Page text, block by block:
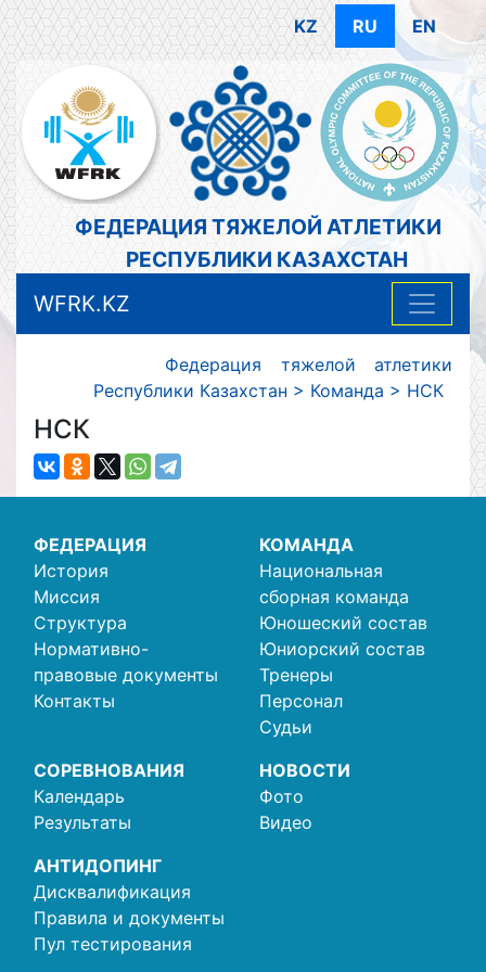
KZ RU EN
ФЕДЕРАЦИЯ ТЯЖЕЛОЙ АТЛЕТИКИ
РЕСПУБЛИКИ КАЗАХСТАН
WFRK.KZ
Федерация тяжелой атлетики
Республики Казахстан > Команда > НСК
НСК
ФЕДЕРАЦИЯ
История
Миссия
Структура
Нормативно-
правовые документы
Контакты
КОМАНДА
Национальная
сборная команда
Юношеский состав
Юниорский состав
Тренеры
Персонал
Судьи
СОРЕВНОВАНИЯ
Календарь
Результаты
НОВОСТИ
Фото
Видео
АНТИДОПИНГ
Дисквалификация
Правила и документы
Пул тестирования